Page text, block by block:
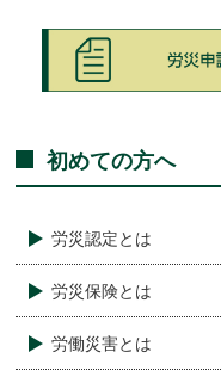
初めての方へ
労災認定とは
労災保険とは
労働災害とは